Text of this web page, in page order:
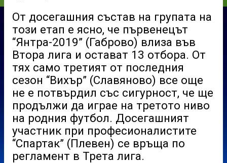
От досегашния състав на групата на
този етап е ясно, че първенецът
“Янтра-2019” (Габрово) влиза във
Втора лига и остават 13 отбора. От
тях само третият от последния
сезон “Вихър” (Славяново) все още
не е потвърдил със сигурност, че ще
продължи да играе на третото ниво
на родния футбол. Досегашният
участник при професионалистите
“Спартак” (Плевен) се връща по
регламент в Трета лига.